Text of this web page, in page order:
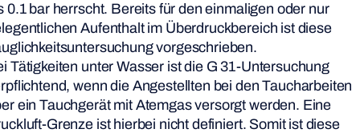
0.1 bar herrscht. Bereits für den einmaligen oder nur
Aufenthalt im Überdruckbereich ist diese
vorgeschrieben.
Tätigkeiten unter Wasser ist die G 31-Untersuchung
wenn die Angestellten bei den Taucharbeiten
ein Tauchgerät mit Atemgas versorgt werden. Eine
Grenze ist hierbei nicht definiert. Somit ist diese